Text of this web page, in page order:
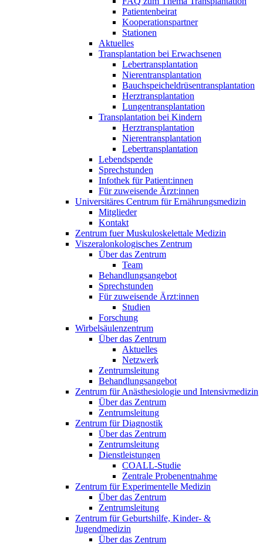
Patientenbeirat
Kooperationspartner
Stationen
Aktuelles
Transplantation bei Erwachsenen
Lebertransplantation
Nierentransplantation
Bauchspeicheldrüsentransplantation
Herztransplantation
Lungentransplantation
Transplantation bei Kindern
Herztransplantation
Nierentransplantation
Lebertransplantation
Lebendspende
Sprechstunden
Infothek für Patient:innen
Für zuweisende Ärzt:innen
Universitäres Centrum für Ernährungsmedizin
Mitglieder
Kontakt
Zentrum fuer Muskuloskelettale Medizin
Viszeral­onkologisches Zentrum
Über das Zentrum
Team
Behandlungsangebot
Sprechstunden
Für zuweisende Ärzt:innen
Studien
Forschung
Wirbelsäulenzentrum
Über das Zentrum
Aktuelles
Netzwerk
Zentrumsleitung
Behandlungsangebot
Zentrum für Anästhesiologie und Intensivmedizin
Über das Zentrum
Zentrumsleitung
Zentrum für Diagnostik
Über das Zentrum
Zentrumsleitung
Dienstleistungen
COALL-Studie
Zentrale Probenentnahme
Zentrum für Experimentelle Medizin
Über das Zentrum
Zentrumsleitung
Zentrum für Geburtshilfe, Kinder- &
Jugendmedizin
Über das Zentrum